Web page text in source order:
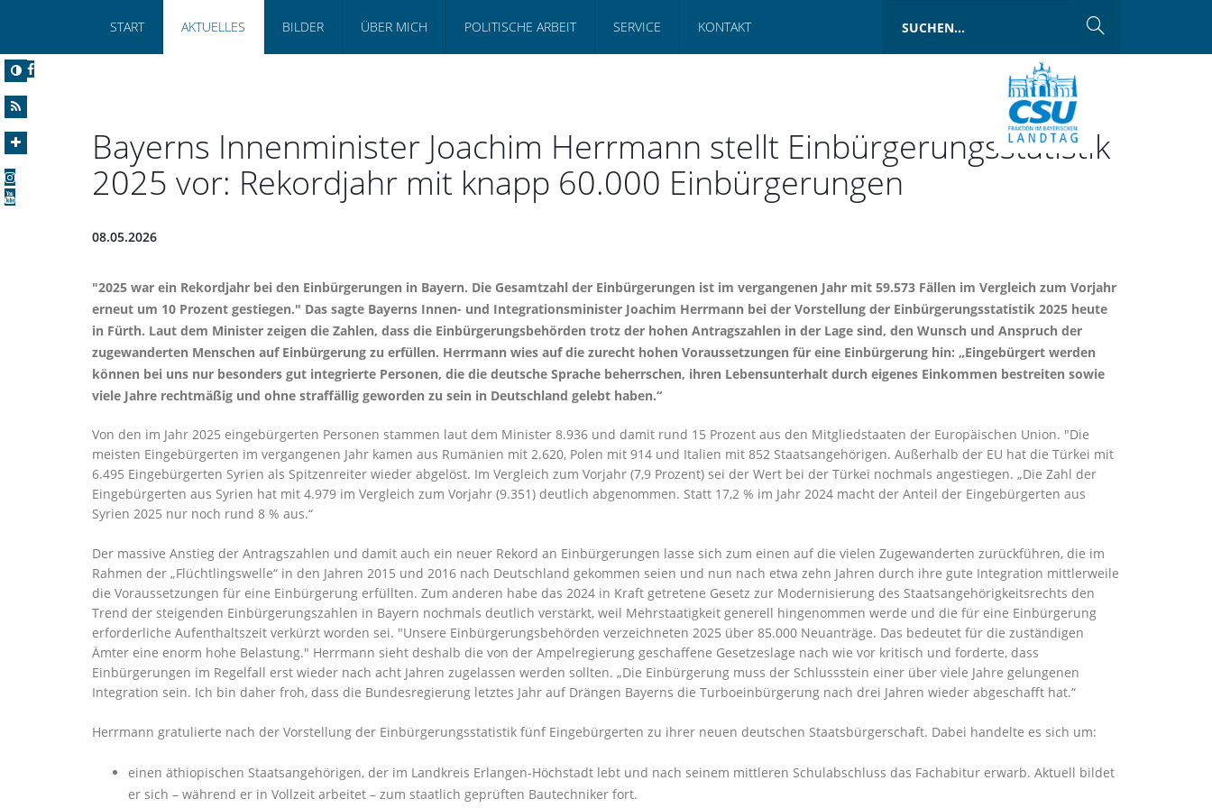
START AKTUELLES BILDER ÜBER MICH POLITISCHE ARBEIT SERVICE KONTAKT
Bayerns Innenminister Joachim Herrmann stellt Einbürgerungsstatistik
2025 vor: Rekordjahr mit knapp 60.000 Einbürgerungen
08.05.2026
"2025 war ein Rekordjahr bei den Einbürgerungen in Bayern. Die Gesamtzahl der Einbürgerungen ist im vergangenen Jahr mit 59.573 Fällen im Vergleich zum Vorjahr
erneut um 10 Prozent gestiegen." Das sagte Bayerns Innen- und Integrationsminister Joachim Herrmann bei der Vorstellung der Einbürgerungsstatistik 2025 heute
in Fürth. Laut dem Minister zeigen die Zahlen, dass die Einbürgerungsbehörden trotz der hohen Antragszahlen in der Lage sind, den Wunsch und Anspruch der
zugewanderten Menschen auf Einbürgerung zu erfüllen. Herrmann wies auf die zurecht hohen Voraussetzungen für eine Einbürgerung hin: „Eingebürgert werden
können bei uns nur besonders gut integrierte Personen, die die deutsche Sprache beherrschen, ihren Lebensunterhalt durch eigenes Einkommen bestreiten sowie
viele Jahre rechtmäßig und ohne straffällig geworden zu sein in Deutschland gelebt haben.“
Von den im Jahr 2025 eingebürgerten Personen stammen laut dem Minister 8.936 und damit rund 15 Prozent aus den Mitgliedstaaten der Europäischen Union. "Die
meisten Eingebürgerten im vergangenen Jahr kamen aus Rumänien mit 2.620, Polen mit 914 und Italien mit 852 Staatsangehörigen. Außerhalb der EU hat die Türkei mit
6.495 Eingebürgerten Syrien als Spitzenreiter wieder abgelöst. Im Vergleich zum Vorjahr (7,9 Prozent) sei der Wert bei der Türkei nochmals angestiegen. „Die Zahl der
Eingebürgerten aus Syrien hat mit 4.979 im Vergleich zum Vorjahr (9.351) deutlich abgenommen. Statt 17,2 % im Jahr 2024 macht der Anteil der Eingebürgerten aus
Syrien 2025 nur noch rund 8 % aus.“
Der massive Anstieg der Antragszahlen und damit auch ein neuer Rekord an Einbürgerungen lasse sich zum einen auf die vielen Zugewanderten zurückführen, die im
Rahmen der „Flüchtlingswelle“ in den Jahren 2015 und 2016 nach Deutschland gekommen seien und nun nach etwa zehn Jahren durch ihre gute Integration mittlerweile
die Voraussetzungen für eine Einbürgerung erfüllten. Zum anderen habe das 2024 in Kraft getretene Gesetz zur Modernisierung des Staatsangehörigkeitsrechts den
Trend der steigenden Einbürgerungszahlen in Bayern nochmals deutlich verstärkt, weil Mehrstaatigkeit generell hingenommen werde und die für eine Einbürgerung
erforderliche Aufenthaltszeit verkürzt worden sei. "Unsere Einbürgerungsbehörden verzeichneten 2025 über 85.000 Neuanträge. Das bedeutet für die zuständigen
Ämter eine enorm hohe Belastung." Herrmann sieht deshalb die von der Ampelregierung geschaffene Gesetzeslage nach wie vor kritisch und forderte, dass
Einbürgerungen im Regelfall erst wieder nach acht Jahren zugelassen werden sollten. „Die Einbürgerung muss der Schlussstein einer über viele Jahre gelungenen
Integration sein. Ich bin daher froh, dass die Bundesregierung letztes Jahr auf Drängen Bayerns die Turboeinbürgerung nach drei Jahren wieder abgeschafft hat.“
Herrmann gratulierte nach der Vorstellung der Einbürgerungsstatistik fünf Eingebürgerten zu ihrer neuen deutschen Staatsbürgerschaft. Dabei handelte es sich um:
einen äthiopischen Staatsangehörigen, der im Landkreis Erlangen-Höchstadt lebt und nach seinem mittleren Schulabschluss das Fachabitur erwarb. Aktuell bildet
er sich – während er in Vollzeit arbeitet – zum staatlich geprüften Bautechniker fort.